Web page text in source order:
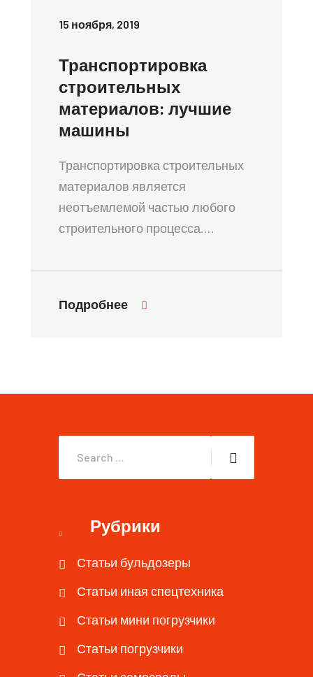
15 ноября, 2019
Транспортировка
строительных
материалов: лучшие
машины
Транспортировка строительных
материалов является
неотъемлемой частью любого
строительного процесса.…
Подробнее
Рубрики
Статьи бульдозеры
Статьи иная спецтехника
Статьи мини погрузчики
Статьи погрузчики